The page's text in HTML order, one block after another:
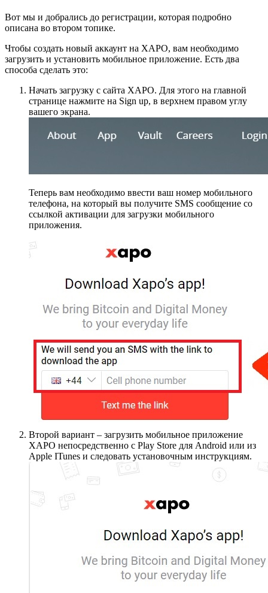
Вот мы и добрались до регистрации, которая подробно
описана во втором топике.
Чтобы создать новый аккаунт на XAPO, вам необходимо
загрузить и установить мобильное приложение. Есть два
способа сделать это:
Начать загрузку с сайта XAPO. Для этого на главной
странице нажмите на Sign up, в верхнем правом углу
вашего экрана.
Теперь вам необходимо ввести ваш номер мобильного
телефона, на который вы получите SMS сообщение со
ссылкой активации для загрузки мобильного
приложения.
Второй вариант – загрузить мобильное приложение
XAPO непосредственно с Play Store для Android или из
Apple ITunes и следовать установочным инструкциям.